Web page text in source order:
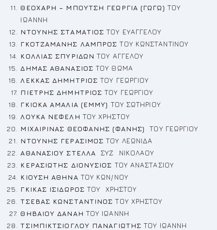
ΘΕΟΧΑΡΗ – ΜΠΟΥΤΣΗ ΓΕΩΡΓΙΑ (ΓΩΓΩ) ΤΟΥ
ΙΩΑΝΝΗ
ΝΤΟΥΝΗΣ ΣΤΑΜΑΤΙΟΣ ΤΟΥ ΕΥΑΓΓΕΛΟΥ
ΓΚΟΤΖΑΜΑΝΗΣ ΛΑΜΠΡΟΣ ΤΟΥ ΚΩΝΣΤΑΝΤΙΝΟΥ
ΚΟΛΛΙΑΣ ΣΠΥΡΙΔΩΝΤΟΥ ΑΓΓΕΛΟΥ
ΔΗΜΑΣ ΑΘΑΝΑΣΙΟΣ ΤΟΥ ΘΩΜΑ
ΛΕΚΚΑΣ ΔΗΜΗΤΡΙΟΣ ΤΟΥ ΓΕΩΡΓΙΟΥ
ΠΙΕΤΡΗΣ ΔΗΜΗΤΡΙΟΣΤΟΥ ΓΕΩΡΓΙΟΥ
ΓΚΙΟΚΑ ΑΜΑΛΙΑ (ΕΜΜΥ) ΤΟΥ ΣΩΤΗΡΙΟΥ
ΛΟΥΚΑ ΝΕΦΕΛΗ ΤΟΥ ΧΡΗΣΤΟΥ
ΜΙΧΑΙΡΙΝΑΣ ΘΕΟΦΑΝΗΣ (ΦΑΝΗΣ)
ΤΟΥ ΓΕΩΡΓΙΟΥ
ΝΤΟΥΝΗΣ ΓΕΡΑΣΙΜΟΣΤΟΥ ΛΕΩΝΙΔΑ
ΑΘΑΝΑΣΙΟΥ ΣΤΕΛΛΑΣΥΖ ΝΙΚΟΛΑΟΥ
ΚΕΡΑΣΙΩΤΗΣ ΔΙΟΝΥΣΙΟΣ ΤΟΥ ΑΝΑΣΤΑΣΙΟΥ
ΚΙΟΥΣΗ ΑΘΗΝΑ ΤΟΥ ΚΩΝ/ΝΟΥ
ΓΚΙΚΑΣ ΙΣΙΔΩΡΟΣΤΟΥ ΧΡΗΣΤΟΥ
ΤΣΕΒΑΣ ΚΩΝΣΤΑΝΤΙΝΟΣ ΤΟΥ ΧΡΗΣΤΟΥ
ΘΗΒΑΙΟΥ ΔΑΝΑΗ ΤΟΥ ΙΩΑΝΝΗ
ΤΣΙΜΠΙΚΤΣΙΟΓΛΟΥ ΠΑΝΑΓΙΩΤΗΣΤΟΥ ΙΩΑΝΝΗ